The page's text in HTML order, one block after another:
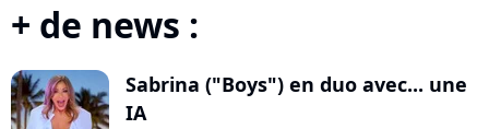
+ de news :
Sabrina ("Boys") en duo avec... une
IA